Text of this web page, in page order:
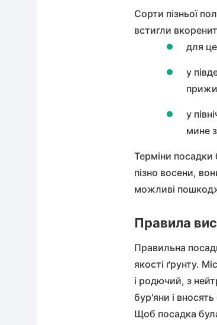
Сорти пізньої
встигли
для
у
у
мине
Терміни
пізно восени,
можливі
Правила
Правильна
якості ґрунту.
і родючий, з
бур'яни і вносять
Щоб посадка